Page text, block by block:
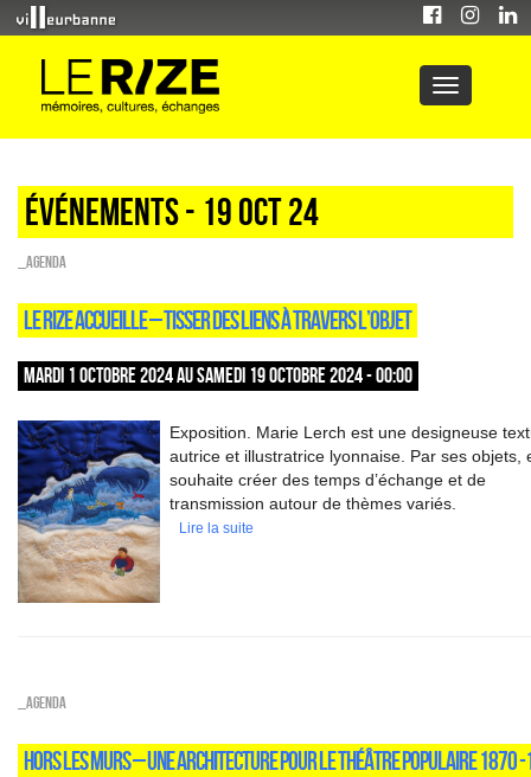
Événements - 19 Oct 24
_Agenda
LE RIZE ACCUEILLE – TISSER DES LIENS À TRAVERS L’OBJET
MARDI 1 OCTOBRE 2024 AU SAMEDI 19 OCTOBRE 2024 - 00:00
Exposition. Marie Lerch est une designeuse
autrice et illustratrice lyonnaise. Par ses objets,
souhaite créer des temps d’échange et de
transmission autour de thèmes variés.
Lire la suite
_Agenda
HORS LES MURS – UNE ARCHITECTURE POUR LE THÉÂTRE POPULAIRE